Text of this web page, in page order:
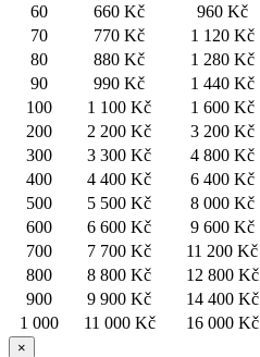
60
660 Kč 960 Kč
70
770 Kč 1 120 Kč
80
880 Kč 1 280 Kč
90
990 Kč 1 440 Kč
100
1 100 Kč 1 600 Kč
200
2 200 Kč 3 200 Kč
300
3 300 Kč 4 800 Kč
400
4 400 Kč 6 400 Kč
500
5 500 Kč 8 000 Kč
600
6 600 Kč 9 600 Kč
700
7 700 Kč 11 200 Kč
800
8 800 Kč 12 800 Kč
900
9 900 Kč 14 400 Kč
1 000
11 000 Kč 16 000 Kč
×